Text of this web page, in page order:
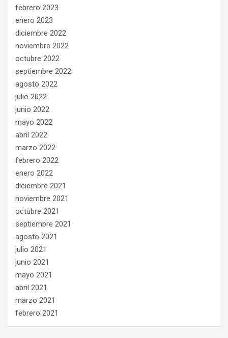
febrero 2023
enero 2023
diciembre 2022
noviembre 2022
octubre 2022
septiembre 2022
agosto 2022
julio 2022
junio 2022
mayo 2022
abril 2022
marzo 2022
febrero 2022
enero 2022
diciembre 2021
noviembre 2021
octubre 2021
septiembre 2021
agosto 2021
julio 2021
junio 2021
mayo 2021
abril 2021
marzo 2021
febrero 2021